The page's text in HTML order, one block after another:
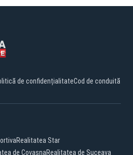
de confidențialitateCod de conduită
Realitatea Star
de CovasnaRealitatea de Suceava